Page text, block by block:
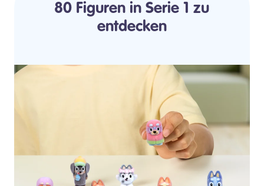
80 Figuren in Serie 1 zu
entdecken